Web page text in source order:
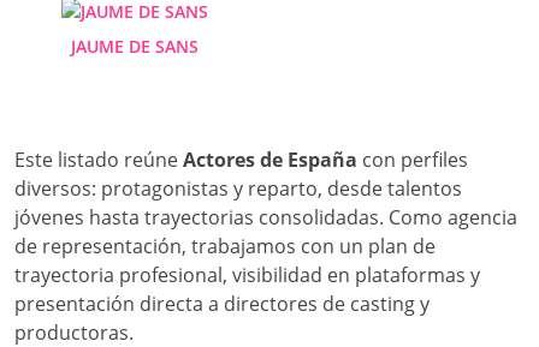
JAUME DE SANS
Este listado reúneActores de España con perfiles
diversos: protagonistas y reparto, desde talentos
jóvenes hasta trayectorias consolidadas. Como agencia
de representación, trabajamos con un plan de
trayectoria profesional, visibilidad en plataformas y
presentación directa a directores de casting y
productoras.